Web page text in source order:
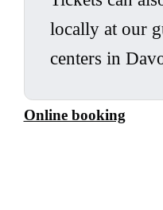
locally at our
centers in
Online booking